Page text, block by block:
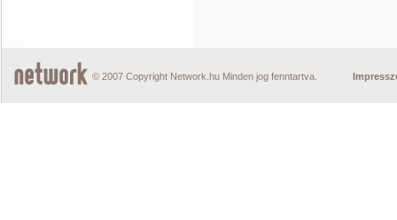
© 2007 Copyright Network.hu Minden jog fenntartva.